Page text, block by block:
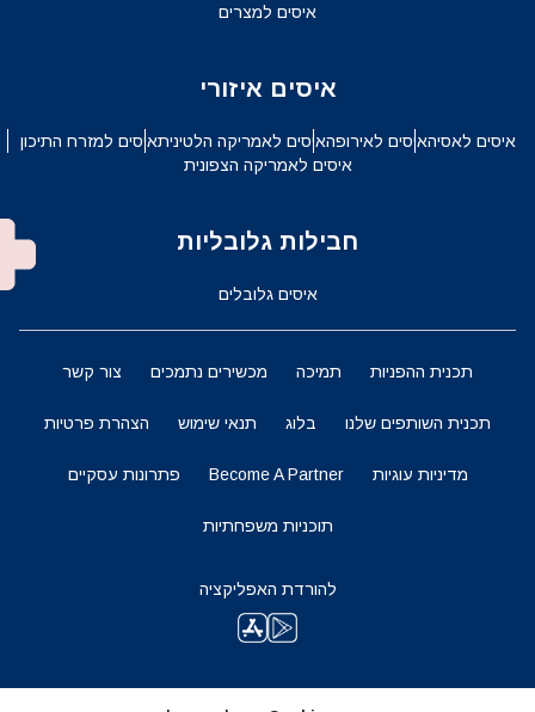
איסים למצרים
איסים איזורי
איסים לאסיהאיסים לאירופהאיסים לאמריקה הלטיניתאיסים למזרח התיכון
איסים לאמריקה הצפונית
חבילות גלובליות
איסים גלובלים
תכנית ההפניות תמיכה מכשירים נתמכים צור קשר
תכנית השותפים שלנו בלוג תנאי שימוש הצהרת פרטיות
מדיניות עוגיות Become A Partner פתרונות עסקיים
תוכניות משפחתיות
להורדת האפליקציה
השארו מעודכנים